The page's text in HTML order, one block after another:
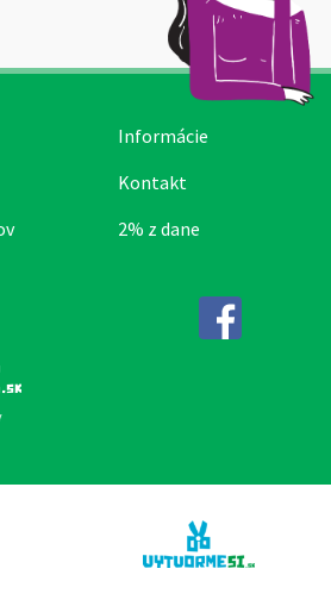
Informácie
Kontakt
2% z dane